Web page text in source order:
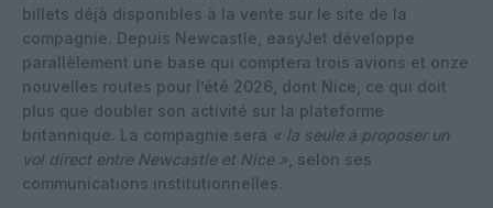
billets déjà disponibles à la vente sur le site de la
compagnie. Depuis Newcastle, easyJet développe
parallèlement une base qui comptera trois avions et onze
nouvelles routes pour l’été 2026, dont Nice, ce qui doit
plus que doubler son activité sur la plateforme
britannique. La compagnie sera « la seule à proposer un
vol direct entre Newcastle et Nice » , selon ses
communications institutionnelles.